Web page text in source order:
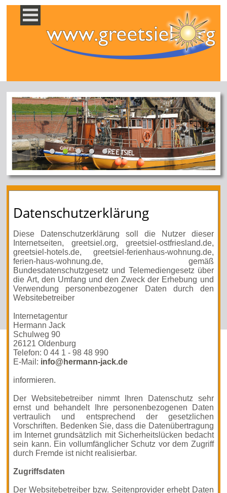
Datenschutzerklärung
Diese Datenschutzerklärung soll die Nutzer dieser
Internetseiten, greetsiel.org, greetsiel-ostfriesland.de,
greetsiel-hotels.de, greetsiel-ferienhaus-wohnung.de,
ferien-haus-wohnung.de, gemäß
Bundesdatenschutzgesetz und Telemediengesetz über
die Art, den Umfang und den Zweck der Erhebung und
Verwendung personenbezogener Daten durch den
Websitebetreiber
Internetagentur
Hermann Jack
Schulweg 90
26121 Oldenburg
Telefon: 0 44 1 - 98 48 990
E-Mail: info@hermann-jack.de
informieren.
Der Websitebetreiber nimmt Ihren Datenschutz sehr
ernst und behandelt Ihre personenbezogenen Daten
vertraulich und entsprechend der gesetzlichen
Vorschriften. Bedenken Sie, dass die Datenübertragung
im Internet grundsätzlich mit Sicherheitslücken bedacht
sein kann. Ein vollumfänglicher Schutz vor dem Zugriff
durch Fremde ist nicht realisierbar.
Zugriffsdaten
Der Websitebetreiber bzw. Seitenprovider erhebt Daten